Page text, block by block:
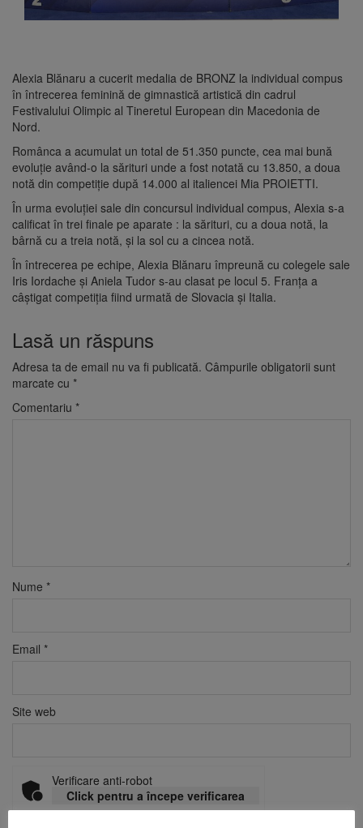
Alexia Blănaru a cucerit medalia de BRONZ la individual compus
în întrecerea feminină de gimnastică artistică din cadrul
Festivalului Olimpic al Tineretul European din Macedonia de
Nord.
Românca a acumulat un total de 51.350 puncte, cea mai bună
evoluție având-o la sărituri unde a fost notată cu 13.850, a doua
notă din competiție după 14.000 al italiencei Mia PROIETTI.
În urma evoluției sale din concursul individual compus, Alexia s-a
calificat în trei finale pe aparate : la sărituri, cu a doua notă, la
bârnă cu a treia notă, și la sol cu a cincea notă.
În întrecerea pe echipe, Alexia Blănaru împreună cu colegele sale
Iris Iordache și Aniela Tudor s-au clasat pe locul 5. Franța a
câștigat competiția fiind urmată de Slovacia și Italia.
Lasă un răspuns
Adresa ta de email nu va fi publicată. Câmpurile obligatorii sunt
marcate cu *
Comentariu *
Nume *
Email *
Site web
Verificare anti-robot
Click pentru a începe verificarea
FriendlyCaptcha ⇗